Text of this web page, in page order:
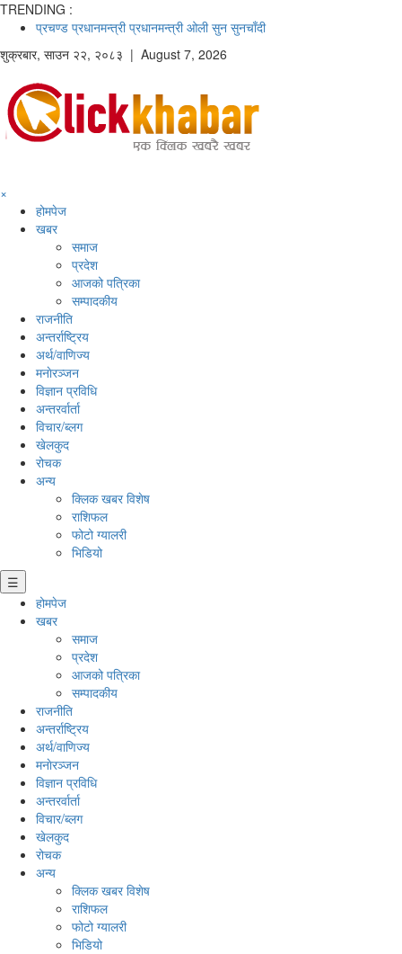
TRENDING :
प्रचण्ड प्रधानमन्त्री प्रधानमन्त्री ओली सुन सुनचाँदी
शुक्रबार, साउन २२, २०८३ | August 7, 2026
×
होमपेज
खबर
समाज
प्रदेश
आजको पत्रिका
सम्पादकीय
राजनीति
अन्तर्राष्ट्रिय
अर्थ/वाणिज्य
मनाेरञ्जन
विज्ञान प्रविधि
अन्तरर्वार्ता
विचार/ब्लग
खेलकुद
रोचक
अन्य
क्लिक खबर विशेष
राशिफल
फोटो ग्यालरी
भिडियो
☰
होमपेज
खबर
समाज
प्रदेश
आजको पत्रिका
सम्पादकीय
राजनीति
अन्तर्राष्ट्रिय
अर्थ/वाणिज्य
मनाेरञ्जन
विज्ञान प्रविधि
अन्तरर्वार्ता
विचार/ब्लग
खेलकुद
रोचक
अन्य
क्लिक खबर विशेष
राशिफल
फोटो ग्यालरी
भिडियो